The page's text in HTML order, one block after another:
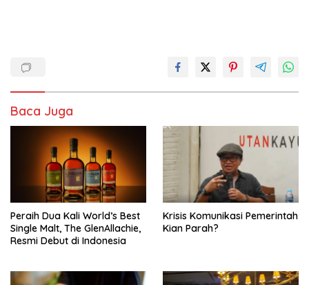
Baca Juga
Peraih Dua Kali World’s Best
Single Malt, The GlenAllachie,
Resmi Debut di Indonesia
Krisis Komunikasi Pemerintah
Kian Parah?